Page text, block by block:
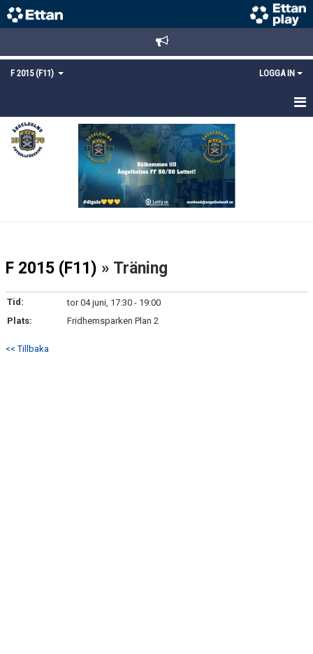
F 2015 (F11) LOGGA IN
HEM
NYHETER
F 2015 (F11) » Träning
Tid:
tor 04 juni, 17:30 - 19:00
Plats:
Fridhemsparken Plan 2
<< Tillbaka